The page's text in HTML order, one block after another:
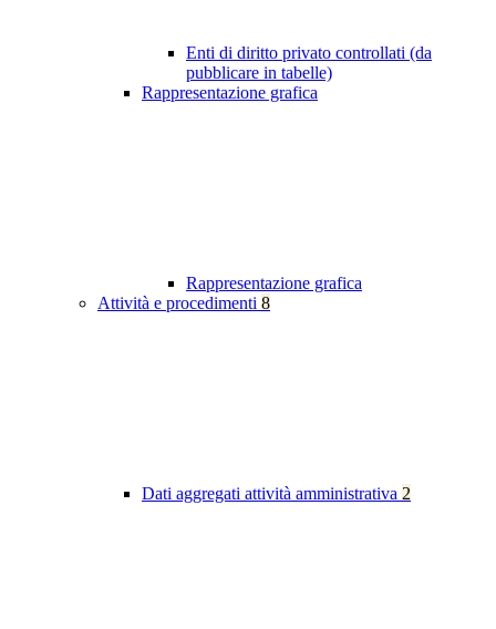
Enti di diritto privato controllati (da
pubblicare in tabelle)
Rappresentazione grafica
Rappresentazione grafica
Attività e procedimenti 8
Dati aggregati attività amministrativa 2